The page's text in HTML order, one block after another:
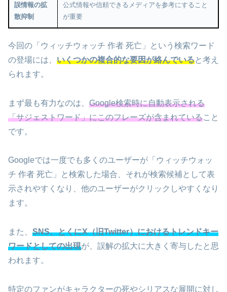
誤情報の拡
散抑制
公式情報や信頼できるメディアを参考にすること
が重要
今回の「ウィッチウォッチ 作者 死亡」という検索ワード
の登場には、 いくつかの複合的な要因が絡んでいると考え
られます。
まず最も有力なのは、 Google検索時に自動表示される
「サジェストワード」にこのフレーズが含まれていること
です。
Googleでは一度でも多くのユーザーが「ウィッチウォッ
チ 作者 死亡」と検索した場合、それが検索候補として表
示されやすくなり、他のユーザーがクリックしやすくなり
ます。
また、 SNS、とくにX（旧Twitter）におけるトレンドキー
ワードとしての出現が、誤解の拡大に大きく寄与したと思
われます。
特定のファンがキャラクターの死やシリアスな展開に対し